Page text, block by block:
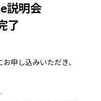
説明会
了
申し込みいただき、